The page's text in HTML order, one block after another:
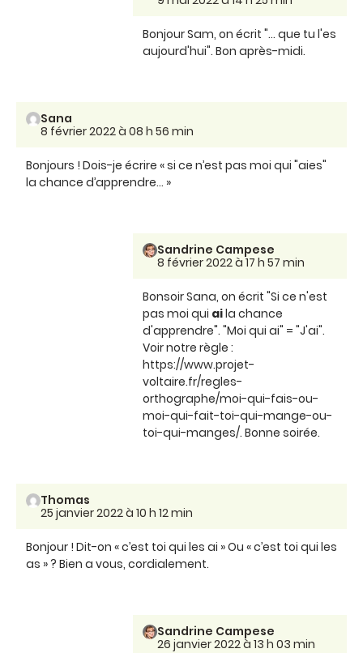
Bonjour Sam, on écrit "... que tu l'es
aujourd'hui". Bon après-midi.
Sana
8 février 2022 à 08 h 56 min
Bonjours ! Dois-je écrire « si ce n’est pas moi qui "aies"
la chance d’apprendre… »
Sandrine Campese
8 février 2022 à 17 h 57 min
Bonsoir Sana, on écrit "Si ce n'est
pas moi qui aila chance
d'apprendre". "Moi qui ai" = "J'ai".
Voir notre règle :
https://www.projet-
voltaire.fr/regles-
orthographe/moi-qui-fais-ou-
moi-qui-fait-toi-qui-mange-ou-
toi-qui-manges/. Bonne soirée.
Thomas
25 janvier 2022 à 10 h 12 min
Bonjour ! Dit-on « c’est toi qui les ai » Ou « c’est toi qui les
as » ? Bien a vous, cordialement.
Sandrine Campese
26 janvier 2022 à 13 h 03 min